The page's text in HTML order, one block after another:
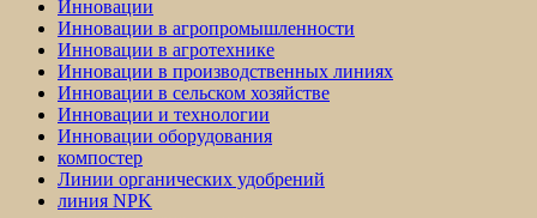
Инновации
Инновации в агропромышленности
Инновации в агротехнике
Инновации в производственных линиях
Инновации в сельском хозяйстве
Инновации и технологии
Инновации оборудования
компостер
Линии органических удобрений
линия NPK